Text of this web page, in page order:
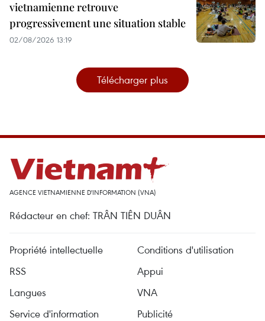
vietnamienne retrouve
progressivement une situation stable
02/08/2026 13:19
Télécharger plus
AGENCE VIETNAMIENNE D'INFORMATION (VNA)
Rédacteur en chef: TRÂN TIÊN DUÂN
Propriété intellectuelle
Conditions d'utilisation
RSS
Appui
Langues
VNA
Service d'information
Publicité